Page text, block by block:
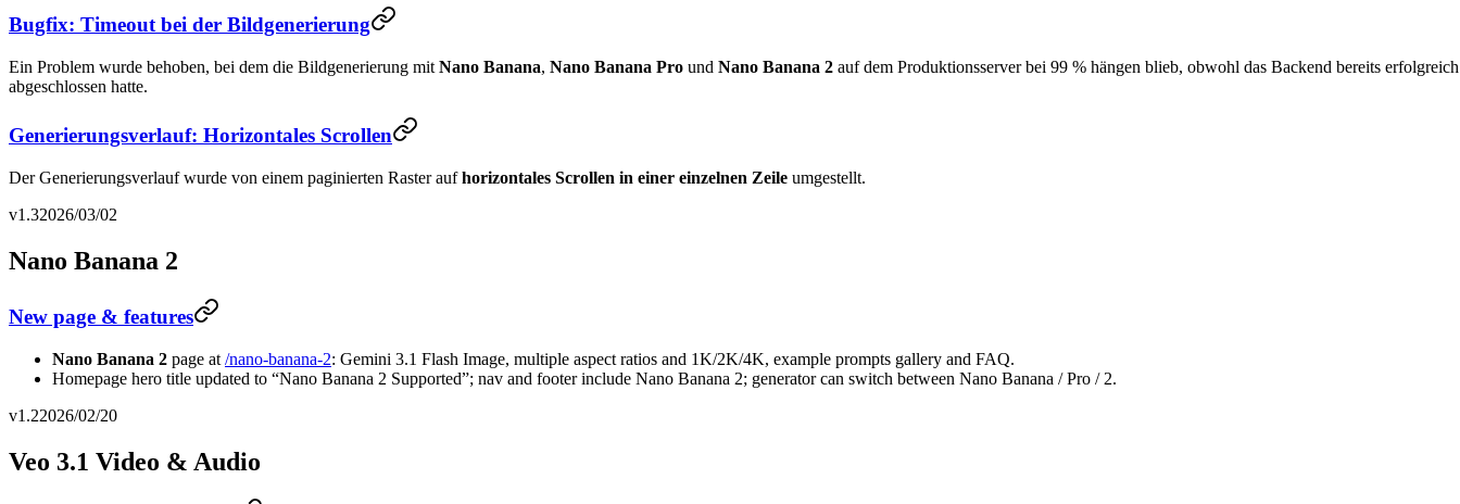
Bugfix: Timeout bei der Bildgenerierung
Ein Problem wurde behoben, bei dem die Bildgenerierung mit Nano Banana, Nano Banana Pro und Nano Banana 2 auf dem Produktionsserver bei 99 % hängen blieb, obwohl das Backend bereits erfolgreich
abgeschlossen hatte.
Generierungsverlauf: Horizontales Scrollen
Der Generierungsverlauf wurde von einem paginierten Raster aufhorizontales Scrollen in einer einzelnen Zeile umgestellt.
v1.32026/03/02
Nano Banana 2
New page & features
Nano Banana 2 page at /nano-banana-2: Gemini 3.1 Flash Image, multiple aspect ratios and 1K/2K/4K, example prompts gallery and FAQ.
Homepage hero title updated to “Nano Banana 2 Supported”; nav and footer include Nano Banana 2; generator can switch between Nano Banana / Pro / 2.
v1.22026/02/20
Veo 3.1 Video & Audio